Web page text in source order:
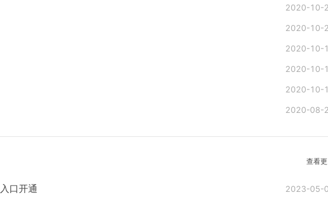
2020-10-
2020-10-
2020-10-
2020-10-
2020-10-
2020-08-
查看
口开通 2023-05-